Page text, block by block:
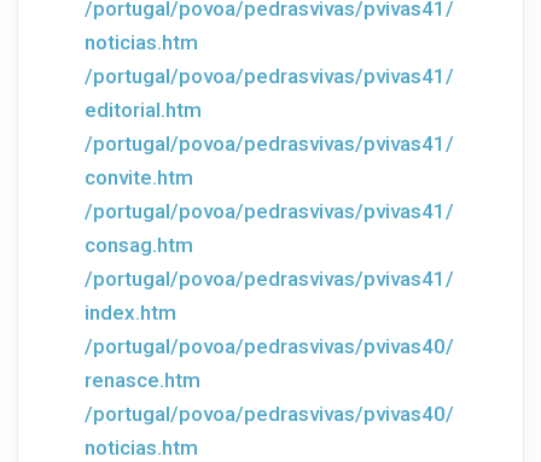
/portugal/povoa/pedrasvivas/pvivas41/
noticias.htm
/portugal/povoa/pedrasvivas/pvivas41/
editorial.htm
/portugal/povoa/pedrasvivas/pvivas41/
convite.htm
/portugal/povoa/pedrasvivas/pvivas41/
consag.htm
/portugal/povoa/pedrasvivas/pvivas41/
index.htm
/portugal/povoa/pedrasvivas/pvivas40/
renasce.htm
/portugal/povoa/pedrasvivas/pvivas40/
noticias.htm